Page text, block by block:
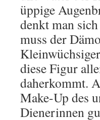
üppige
denkt man
muss der
diese Figur
daherkommt.
Make-Up des
Dienerinnen